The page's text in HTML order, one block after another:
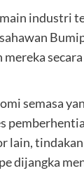
industri
semasa
lain,
dijangka